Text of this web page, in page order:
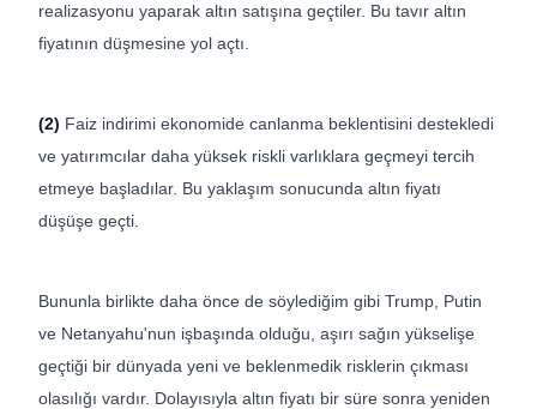
realizasyonu yaparak altın satışına geçtiler. Bu tavır altın
fiyatının düşmesine yol açtı.
(2) Faiz indirimi ekonomide canlanma beklentisini destekledi
ve yatırımcılar daha yüksek riskli varlıklara geçmeyi tercih
etmeye başladılar. Bu yaklaşım sonucunda altın fiyatı
düşüşe geçti.
Bununla birlikte daha önce de söylediğim gibi Trump, Putin
ve Netanyahu'nun işbaşında olduğu, aşırı sağın yükselişe
geçtiği bir dünyada yeni ve beklenmedik risklerin çıkması
olasılığı vardır. Dolayısıyla altın fiyatı bir süre sonra yeniden